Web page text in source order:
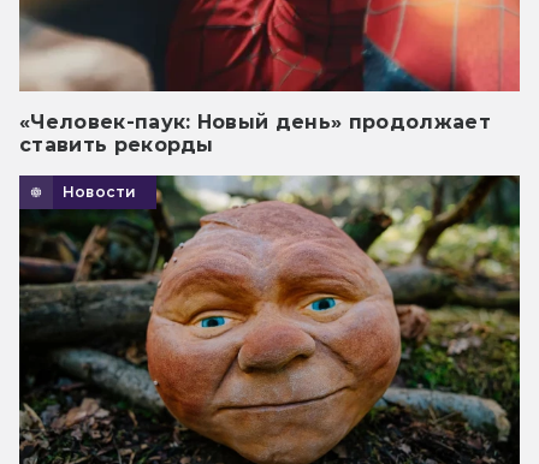
«Человек-паук: Новый день» продолжает
ставить рекорды
Новости